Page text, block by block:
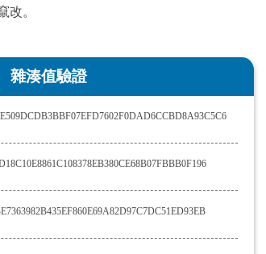
改。
雜湊值驗證